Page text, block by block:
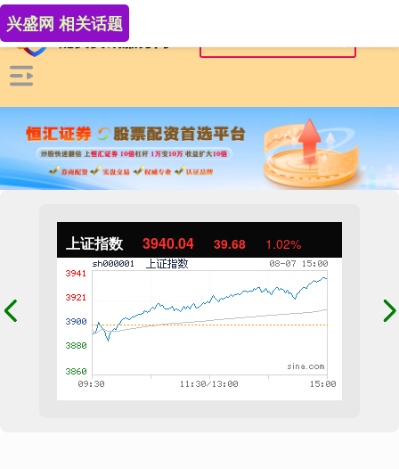
上证指数 3940.04 39.68 1.02%
兴盛网 相关话题